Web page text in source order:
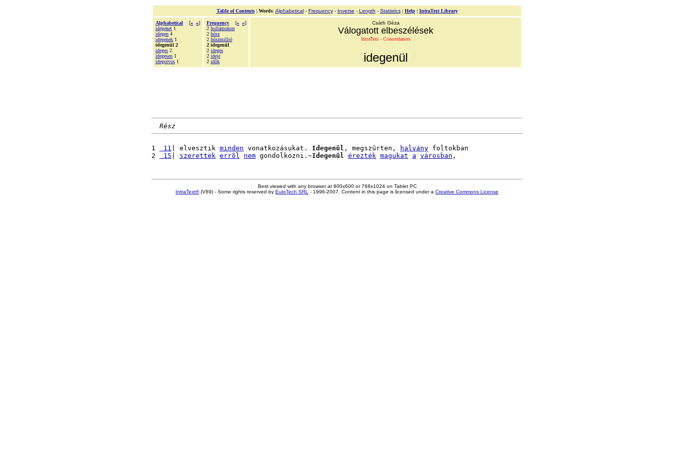
Table of Contents| Words: Alphabetical- Frequency- Inverse - Length - Statistics| Help| IntraText Library
Alphabetical [« »]
idegeket 1
idegen 4
idegenek 1
idegenül 2
ideges 2
idegesen 1
idegorvos 1
Frequency [« »]
2 hullámokon
2 húsz
2 húszmillió
2 idegenül
2 ideges
2 ideje
2 idõk
Csáth Géza
Válogatott elbeszélések
IntraText - Concordances
idegenül
Rész
1 11 | elvesztik minden vonatkozásukat. Idegenül , megszűrten, halvány foltokban
2
15 szerettek errõl nem gondolkozni.~Idegenül érezték magukat a városban
Best viewed with any browser at 800x600 or 768x1024 on Tablet PC
IntraText®(V89) - Some rights reserved by EuloTech SRL - 1996-2007. Content in this page is licensed under a Creative Commons License